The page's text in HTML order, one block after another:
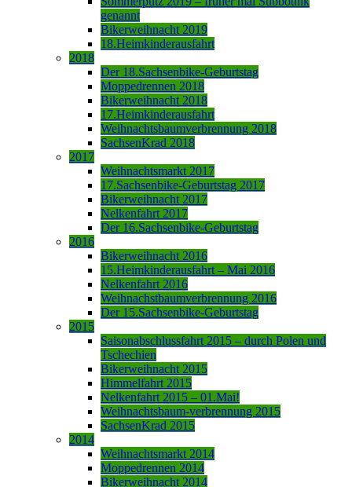
genannt
Bikerweihnacht 2019
18.Heimkinderausfahrt
2018
Der 18.Sachsenbike-Geburtstag
Moppedrennen 2018
Bikerweihnacht 2018
17.Heimkinderausfahrt
Weihnachtsbaumverbrennung 2018
SachsenKrad 2018
2017
Weihnachtsmarkt 2017
17.Sachsenbike-Geburtstag 2017
Bikerweihnacht 2017
Nelkenfahrt 2017
Der 16.Sachsenbike-Geburtstag
2016
Bikerweihnacht 2016
15.Heimkinderausfahrt – Mai 2016
Nelkenfahrt 2016
Weihnachstbaumverbrennung 2016
Der 15.Sachsenbike-Geburtstag
2015
Saisonabschlussfahrt 2015 – durch Polen und
Tschechien
Bikerweihnacht 2015
Himmelfahrt 2015
Nelkenfahrt 2015 – 01.Mai!
Weihnachtsbaum-verbrennung 2015
SachsenKrad 2015
2014
Weihnachtsmarkt 2014
Moppedrennen 2014
Bikerweihnacht 2014